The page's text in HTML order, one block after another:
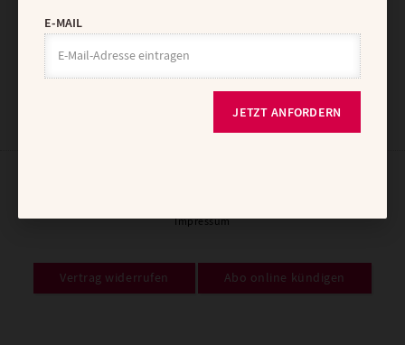
Impressum
Vertrag widerrufen Abo online kündigen
E-MAIL
JETZT ANFORDERN